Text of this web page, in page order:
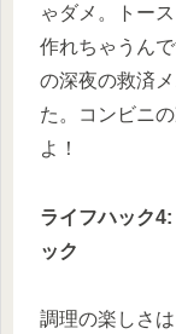
ゃダメ。トー
作れちゃうん
の深夜の救済
た。コンビニ
よ！
ライフハック
ック
調理の楽しさ